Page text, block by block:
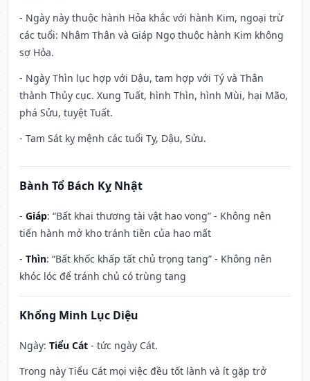
- Ngày này thuộc hành Hỏa khắc với hành Kim, ngoại trừ
các tuổi: Nhâm Thân và Giáp Ngọ thuộc hành Kim không
sợ Hỏa.
- Ngày Thìn lục hợp với Dậu, tam hợp với Tý và Thân
thành Thủy cục. Xung Tuất, hình Thìn, hình Mùi, hại Mão,
phá Sửu, tuyệt Tuất.
- Tam Sát kỵ mệnh các tuổi Tỵ, Dậu, Sửu.
Bành Tổ Bách Kỵ Nhật
- Giáp: “Bất khai thương tài vật hao vong” - Không nên
tiến hành mở kho tránh tiền của hao mất
- Thìn: “Bất khốc khấp tất chủ trọng tang” - Không nên
khóc lóc để tránh chủ có trùng tang
Khổng Minh Lục Diệu
Ngày: Tiểu Cát - tức ngày Cát.
Trong này Tiểu Cát mọi việc đều tốt lành và ít gặp trở